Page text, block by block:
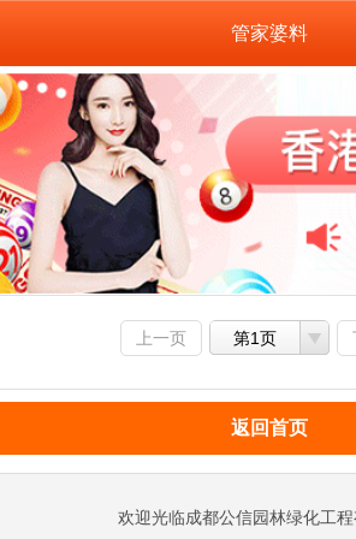
管家婆料
上一页 第1页
返回首页
欢迎光临成都公信园林绿化工程